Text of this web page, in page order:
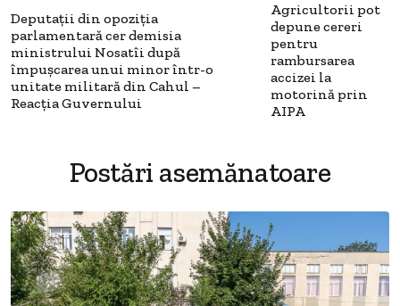
Deputații din opoziția
parlamentară cer demisia
ministrului Nosatîi după
împușcarea unui minor într-o
unitate militară din Cahul –
Reacția Guvernului
Agricultorii pot
depune cereri
pentru
rambursarea
accizei la
motorină prin
AIPA
Postări asemănatoare